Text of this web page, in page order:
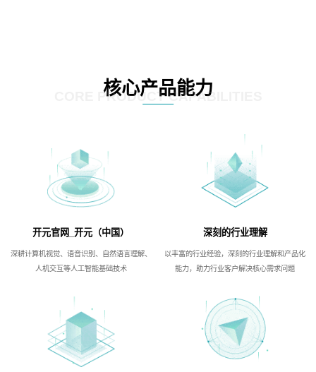
核心产品能力
CORE PRODUCT CAPABILITIES
开元官网_开元（中国）
深耕计算机视觉、语音识别、自然语言理解、
人机交互等人工智能基础技术
深刻的行业理解
以丰富的行业经验，深刻的行业理解和产品化
能力，助力行业客户解决核心需求问题